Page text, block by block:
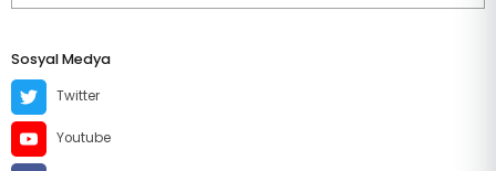
Sosyal Medya
Twitter
Youtube